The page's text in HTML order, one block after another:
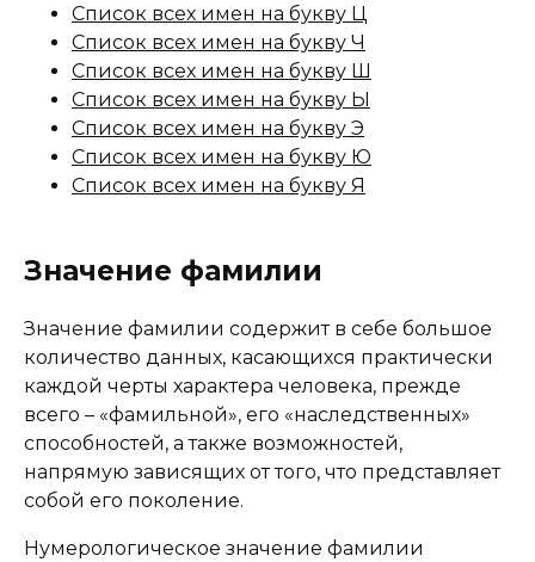
Список всех имен на букву Ц
Список всех имен на букву Ч
Список всех имен на букву Ш
Список всех имен на букву Ы
Список всех имен на букву Э
Список всех имен на букву Ю
Список всех имен на букву Я
Значение фамилии
Значение фамилии содержит в себе большое
количество данных, касающихся практически
каждой черты характера человека, прежде
всего – «фамильной», его «наследственных»
способностей, а также возможностей,
напрямую зависящих от того, что представляет
собой его поколение.
Нумерологическое значение фамилии